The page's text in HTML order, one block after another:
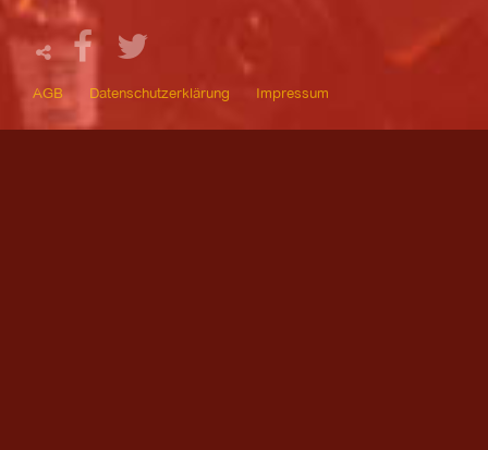
AGB Datenschutzerklärung Impressum